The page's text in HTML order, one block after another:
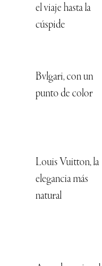
el viaje hasta la
cúspide
Bvlgari, con un
punto de color
Louis Vuitton, la
elegancia más
natural